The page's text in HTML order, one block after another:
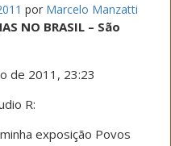
por Marcelo Manzatti
NO BRASIL – São
de 2011, 23:23
R:
exposição Povos